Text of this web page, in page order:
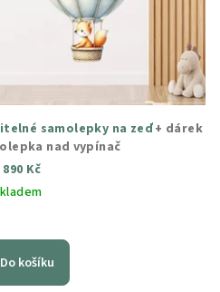
samolepky na zeď+ dárek
nad vypínač
890 Kč
hodnocení
produktu
Do košíku